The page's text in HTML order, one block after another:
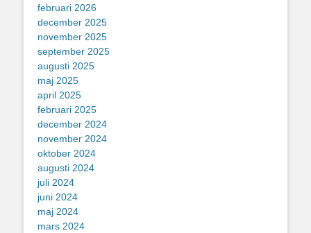
februari 2026
december 2025
november 2025
september 2025
augusti 2025
maj 2025
april 2025
februari 2025
december 2024
november 2024
oktober 2024
augusti 2024
juli 2024
juni 2024
maj 2024
mars 2024